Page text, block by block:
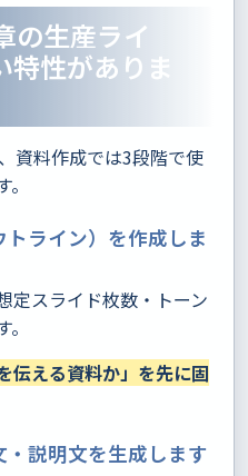
の生産ライ
性がありま
資料作成では3段階で使
ライン）を作成しま
定スライド枚数・トーン
伝える資料か」を先に固
説明文を生成します